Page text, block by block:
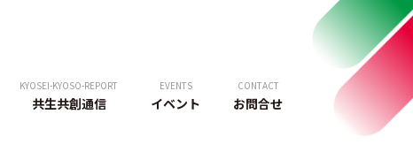
KYOSEI-KYOSO-REPORT
共生共創通信
EVENTS
イベント
CONTACT
お問合せ